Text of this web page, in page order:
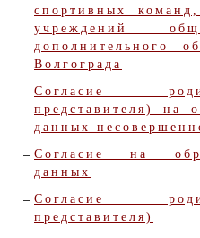
спортивных
учреждений
дополнительного
Волгограда
Согласие
представителя) на
данных
Согласие на
данных
Согласие
представителя)